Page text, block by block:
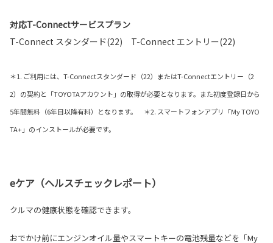
対応T-Connectサービスプラン
T-Connect スタンダード(22) T-Connect エントリー(22)
＊1. ご利用には、T-Connectスタンダード（22）またはT-Connectエントリー（2
2）の契約と「TOYOTAアカウント」の取得が必要となります。また初度登録日から
5年間無料（6年目以降有料）となります。 ＊2. スマートフォンアプリ「My TOYO
TA+」のインストールが必要です。
eケア（ヘルスチェックレポート）
クルマの健康状態を確認できます。
おでかけ前にエンジンオイル量やスマートキーの電池残量などを「My